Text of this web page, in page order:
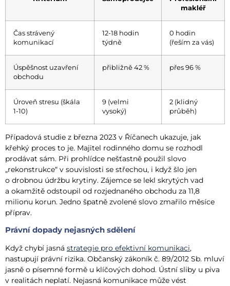
makléř
Čas strávený
komunikací
12-18 hodin
týdně
0 hodin
(řeším za vás)
Úspěšnost uzavření
obchodu
přibližně 42 % přes 96 %
Úroveň stresu (škála
1-10)
9 (velmi
vysoký)
2 (klidný
průběh)
Případová studie z března 2023 v Říčanech ukazuje, jak
křehký proces to je. Majitel rodinného domu se rozhodl
prodávat sám. Při prohlídce nešťastně použil slovo
„rekonstrukce“ v souvislosti se střechou, i když šlo jen
o drobnou údržbu krytiny. Zájemce se lekl skrytých vad
a okamžitě odstoupil od rozjednaného obchodu za 11,8
milionu korun. Jedno špatně zvolené slovo zmařilo měsíce
příprav.
Právní dopady nejasných sdělení
Když chybí jasná strategie pro efektivní komunikaci,
nastupují právní rizika. Občanský zákoník č. 89/2012 Sb. mluví
jasně o písemné formě u klíčových dohod. Ústní sliby u piva
v realitách neplatí. Nejasná komunikace může vést